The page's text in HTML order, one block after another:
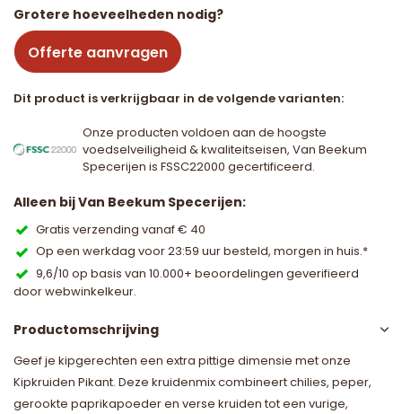
Grotere hoeveelheden nodig?
Offerte aanvragen
Dit product is verkrijgbaar in de volgende varianten:
Onze producten voldoen aan de hoogste
voedselveiligheid & kwaliteitseisen, Van Beekum
Specerijen is FSSC22000 gecertificeerd.
Alleen bij Van Beekum Specerijen:
Gratis verzending vanaf € 40
Op een werkdag voor 23:59 uur besteld, morgen in huis.*
9,6/10 op basis van 10.000+ beoordelingen geverifieerd
door webwinkelkeur.
Productomschrijving
Geef je kipgerechten een extra pittige dimensie met onze
Kipkruiden Pikant. Deze kruidenmix combineert chilies, peper,
gerookte paprikapoeder en verse kruiden tot een vurige,